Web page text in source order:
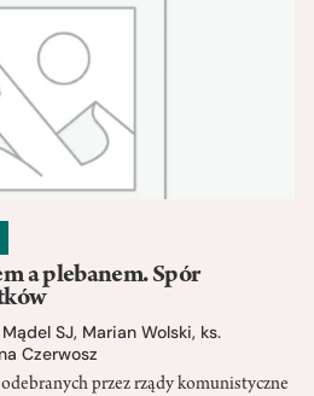
a plebanem. Spór
SJ, Marian Wolski, ks.
Czerwosz
przez rządy komunistyczne